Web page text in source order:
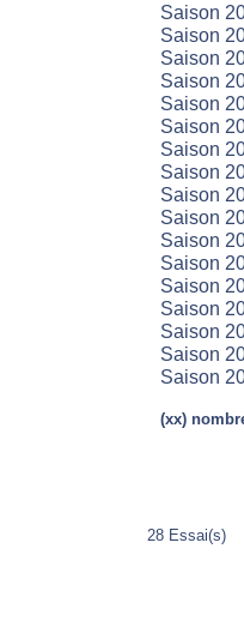
Saison
Saison
Saison
Saison
Saison
Saison
Saison
Saison
Saison
Saison
Saison
Saison
Saison
Saison
Saison
Saison
Saison
(xx)
28 Essai(s)